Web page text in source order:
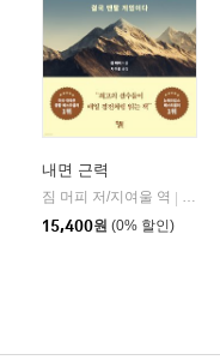
내면 근력
짐 머피 저/지여울 역 |
15,400원 (0% 할인)